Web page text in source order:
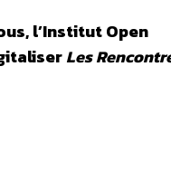
l’Institut Open
Les